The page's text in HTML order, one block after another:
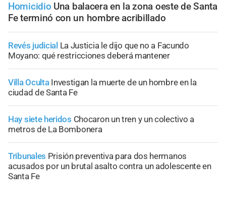
Homicidio Una balacera en la zona oeste de Santa
Fe terminó con un hombre acribillado
Revés judicial La Justicia le dijo que no a Facundo
Moyano: qué restricciones deberá mantener
Villa Oculta Investigan la muerte de un hombre en la
ciudad de Santa Fe
Hay siete heridos Chocaron un tren y un colectivo a
metros de La Bombonera
Tribunales Prisión preventiva para dos hermanos
acusados por un brutal asalto contra un adolescente en
Santa Fe